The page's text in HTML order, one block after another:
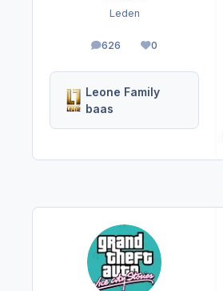
Leden
626
berichten0
Reputation
Leone Family
baas